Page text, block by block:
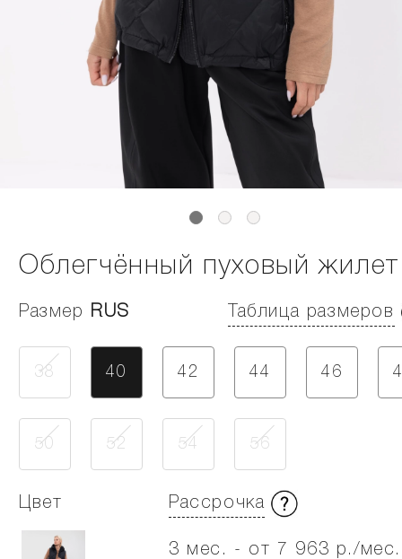
Облегчённый пуховый жилет
Размер RUS Таблица размеров
38 40 42 44 46
50 52 54 56
Цвет Рассрочка
3 мес. - от 7 963 р./мес.